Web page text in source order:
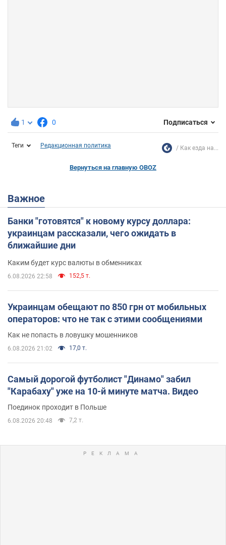
1 0 Подписаться
Теги Редакционная политика Как езда на...
Вернуться на главную OBOZ
Важное
Банки "готовятся" к новому курсу доллара:
украинцам рассказали, чего ожидать в
ближайшие дни
Каким будет курс валюты в обменниках
6.08.2026 22:58 152,5 т.
Украинцам обещают по 850 грн от мобильных
операторов: что не так с этими сообщениями
Как не попасть в ловушку мошенников
6.08.2026 21:02 17,0 т.
Самый дорогой футболист "Динамо" забил
"Карабаху" уже на 10-й минуте матча. Видео
Поединок проходит в Польше
6.08.2026 20:48 7,2 т.